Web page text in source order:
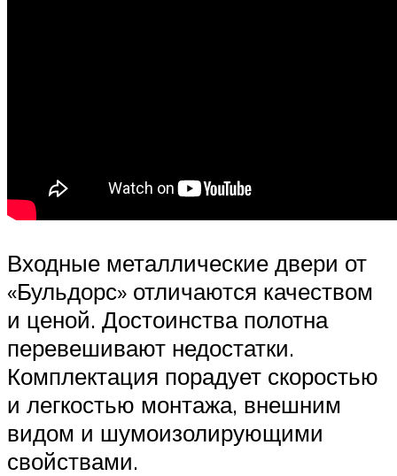
Входные металлические двери от
«Бульдорс» отличаются качеством
и ценой. Достоинства полотна
перевешивают недостатки.
Комплектация порадует скоростью
и легкостью монтажа, внешним
видом и шумоизолирующими
свойствами.